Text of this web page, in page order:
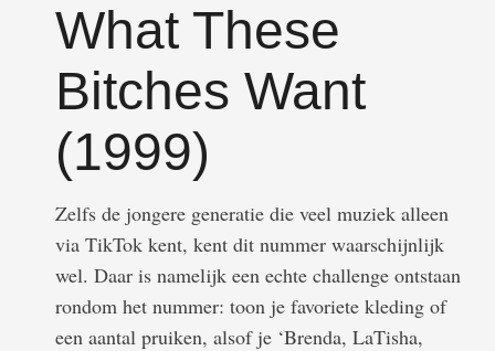
What These
Bitches Want
(1999)
Zelfs de jongere generatie die veel muziek alleen
via TikTok kent, kent dit nummer waarschijnlijk
wel. Daar is namelijk een echte challenge ontstaan
rondom het nummer: toon je favoriete kleding of
een aantal pruiken, alsof je ‘Brenda, LaTisha,